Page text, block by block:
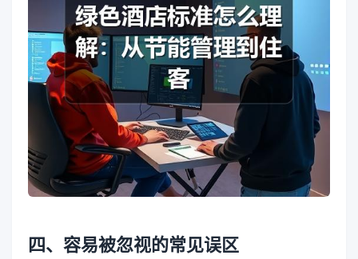
四、容易被忽视的常见误区